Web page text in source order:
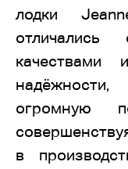
лодки
отличались
качествами
огромную
в